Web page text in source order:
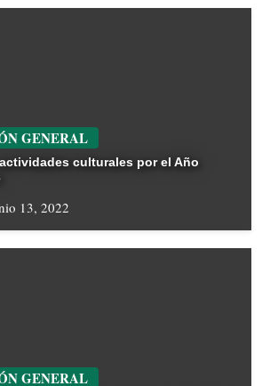
GENERAL
culturales por el Año
13, 2022
GENERAL